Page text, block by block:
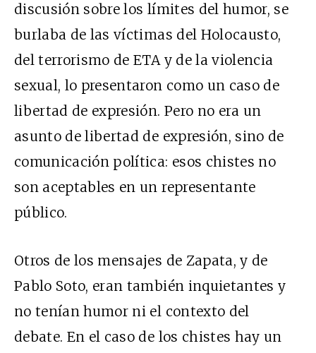
discusión sobre los límites del humor, se
burlaba de las víctimas del Holocausto,
del terrorismo de ETA y de la violencia
sexual, lo presentaron como un caso de
libertad de expresión. Pero no era un
asunto de libertad de expresión, sino de
comunicación política: esos chistes no
son aceptables en un representante
público.
Otros de los mensajes de Zapata, y de
Pablo Soto, eran también inquietantes y
no tenían humor ni el contexto del
debate. En el caso de los chistes hay un